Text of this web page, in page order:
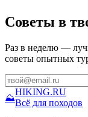
Советы в
Раз в неделю —
советы опытных
⛰
HIKING.RU
Всё для походов